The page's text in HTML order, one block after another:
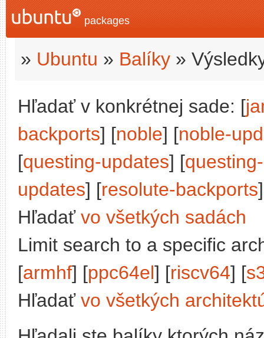
packages
» Ubuntu » Balíky »
Hľadať v konkrétnej sade: [
backports] [noble] [noble-
[questing-updates] [
updates] [resolute-backports
Hľadať vo všetkých sadách
Limit search to a specific
[armhf] [ppc64el] [riscv64] [
Hľadať vo všetkých